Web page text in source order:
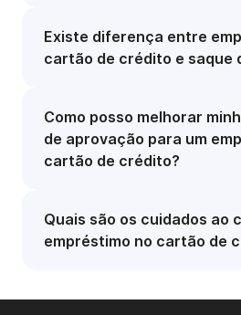
Existe diferença entre
cartão de crédito e saque
Como posso melhorar
de aprovação para um
cartão de crédito?
Quais são os cuidados ao
empréstimo no cartão de